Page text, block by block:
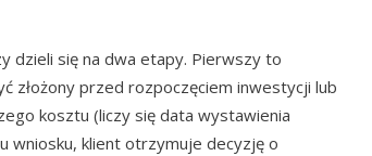
dzieli się na dwa etapy. Pierwszy to
złożony przed rozpoczęciem inwestycji lub
kosztu (liczy się data wystawienia
wniosku, klient otrzymuje decyzję o